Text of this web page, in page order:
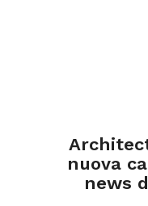
nuova
news